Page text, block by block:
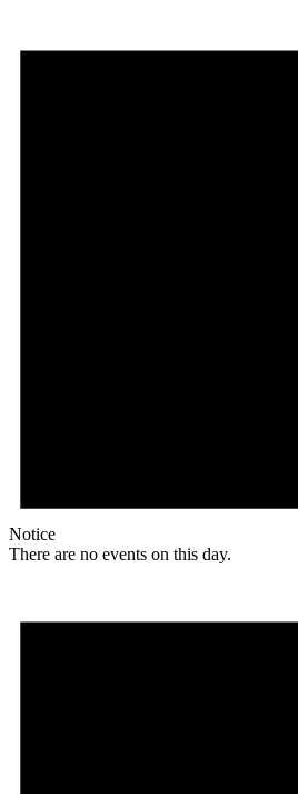
Notice
There are no events on this day.